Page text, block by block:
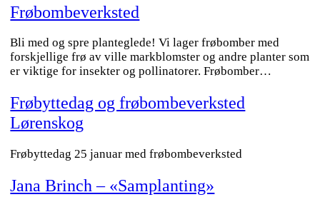
Frøbombeverksted
Bli med og spre planteglede! Vi lager frøbomber med
forskjellige frø av ville markblomster og andre planter som
er viktige for insekter og pollinatorer. Frøbomber…
Frøbyttedag og frøbombeverksted
Lørenskog
Frøbyttedag 25 januar med frøbombeverksted
Jana Brinch – «Samplanting»